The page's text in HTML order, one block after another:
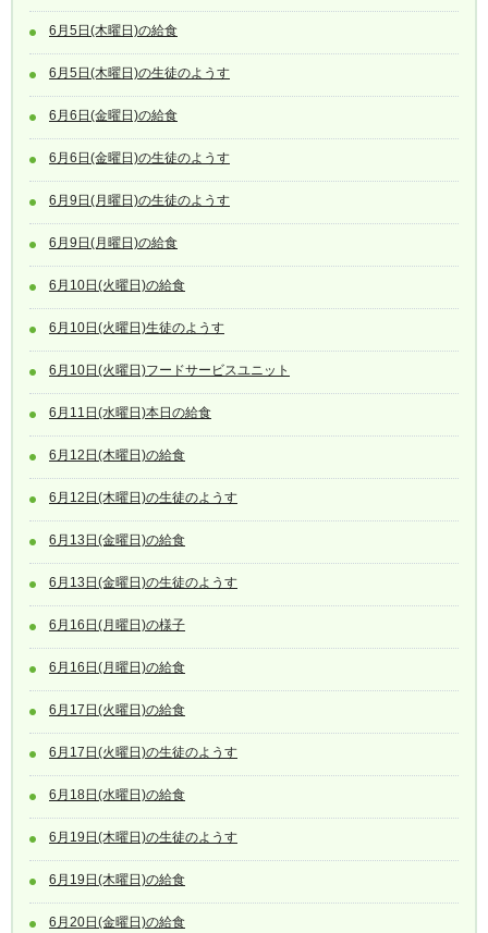
6月5日(木曜日)の給食
6月5日(木曜日)の生徒のようす
6月6日(金曜日)の給食
6月6日(金曜日)の生徒のようす
6月9日(月曜日)の生徒のようす
6月9日(月曜日)の給食
6月10日(火曜日)の給食
6月10日(火曜日)生徒のようす
6月10日(火曜日)フードサービスユニット
6月11日(水曜日)本日の給食
6月12日(木曜日)の給食
6月12日(木曜日)の生徒のようす
6月13日(金曜日)の給食
6月13日(金曜日)の生徒のようす
6月16日(月曜日)の様子
6月16日(月曜日)の給食
6月17日(火曜日)の給食
6月17日(火曜日)の生徒のようす
6月18日(水曜日)の給食
6月19日(木曜日)の生徒のようす
6月19日(木曜日)の給食
6月20日(金曜日)の給食